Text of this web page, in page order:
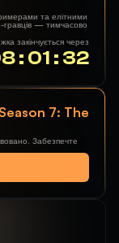
та елітними
— тимчасово
закінчується через
: 01 : 31
Season 7: The
Забезпечте